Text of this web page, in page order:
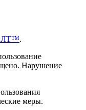
.
Нарушение
меры.